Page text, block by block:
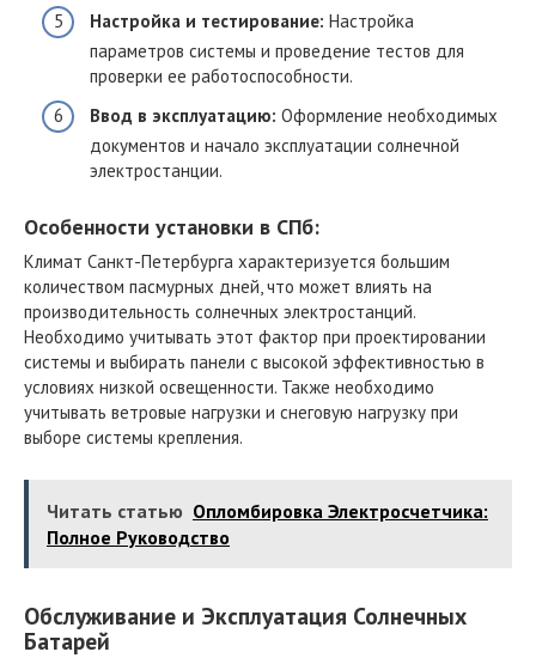
Настройка и тестирование: Настройка
параметров системы и проведение тестов для
проверки ее работоспособности.
Ввод в эксплуатацию: Оформление необходимых
документов и начало эксплуатации солнечной
электростанции.
Особенности установки в СПб:
Климат Санкт-Петербурга характеризуется большим
количеством пасмурных дней, что может влиять на
производительность солнечных электростанций.
Необходимо учитывать этот фактор при проектировании
системы и выбирать панели с высокой эффективностью в
условиях низкой освещенности. Также необходимо
учитывать ветровые нагрузки и снеговую нагрузку при
выборе системы крепления.
Читать статью Опломбировка Электросчетчика:
Полное Руководство
Обслуживание и Эксплуатация Солнечных
Батарей